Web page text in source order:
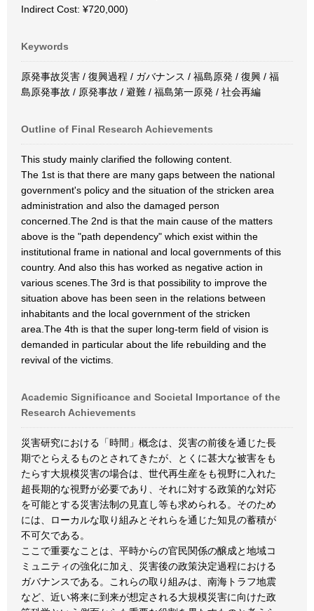
Indirect Cost: ¥720,000)
Keywords
原発事故災害 / 復興過程 / ガバナンス / 福島原発 / 復興 / 福
島原発事故 / 原発事故 / 避難 / 福島第一原発 / 社会再編
Outline of Final Research Achievements
This study mainly clarified the following content.
The 1st is that there are many gaps between the national
government's policy and the situation of the stricken area
administration and also the damaged person
concerned.The 2nd is that the main cause of the matters
above is the "path dependency" which exist within the
institutional frame in national and local governments of this
country. And also this has worked as negative action in
various scenes.The 3rd is that possibility to improve the
situation above has been seen in the relations between
inhabitants and the local government of the stricken
area.The 4th is that the super long-term field of vision is
demanded in particular about the life rebuilding and the
revival of the victims.
Academic Significance and Societal Importance of the
Research Achievements
災害研究における「時間」概念は、災害の前後を通じた長
期でとらえるものとされてきたが、とくに甚大な被害をも
たらす大規模災害の場合は、世代再生産をも視野に入れた
超長期的な視野が必要であり、それに対する政策的な対応
を可能とする災害法制の見直し等も求められる。そのため
には、ローカルな取り組みとそれらを通じた知見の蓄積が
不可欠である。
ここで重要なことは、平時からの官民関係の醸成と地域コ
ミュニティの強化に加え、災害後の政策決定過程における
ガバナンスである。これらの取り組みは、南海トラフ地震
など、近い将来に到来が想定される大規模災害に向けた政